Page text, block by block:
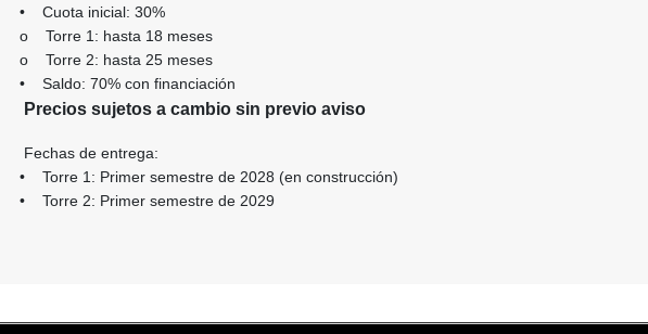
• Cuota inicial: 30%
o Torre 1: hasta 18 meses
o Torre 2: hasta 25 meses
• Saldo: 70% con financiación
Precios sujetos a cambio sin previo aviso
Fechas de entrega:
• Torre 1: Primer semestre de 2028 (en construcción)
• Torre 2: Primer semestre de 2029